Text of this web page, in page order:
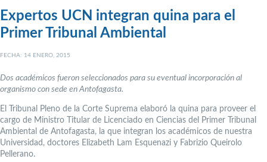
Expertos UCN integran quina para el
Primer Tribunal Ambiental
FECHA: 14 ENERO, 2015
Dos académicos fueron seleccionados para su eventual incorporación al
organismo con sede en Antofagasta.
El Tribunal Pleno de la Corte Suprema elaboró la quina para proveer el
cargo de Ministro Titular de Licenciado en Ciencias del Primer Tribunal
Ambiental de Antofagasta, la que integran los académicos de nuestra
Universidad, doctores Elizabeth Lam Esquenazi y Fabrizio Queirolo
Pellerano.